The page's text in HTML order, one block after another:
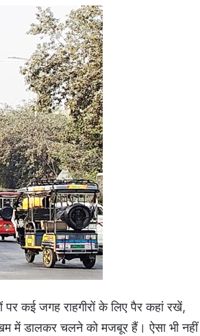
पर कई जगह राहगीरों के लिए पैर कहां रखें,
में डालकर चलने को मजबूर हैं। ऐसा भी नहीं